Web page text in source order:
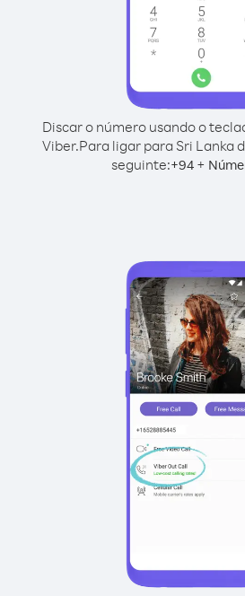
Discar o número usando o
Viber.Para ligar para Sri Lanka
seguinte:+94 +